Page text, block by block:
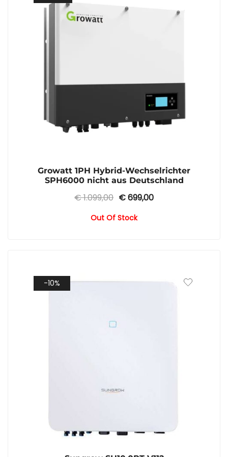
Growatt 1PH Hybrid-Wechselrichter
SPH6000 nicht aus Deutschland
€1.099,00 Ursprünglicher
war:
€699,00Aktueller
Out Of Stock
-10%